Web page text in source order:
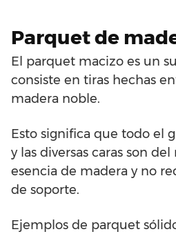
Parquet de
El parquet macizo es un
consiste en tiras hechas
madera noble.
Esto significa que todo el
y las diversas caras son
esencia de madera y no
de soporte.
Ejemplos de parquet